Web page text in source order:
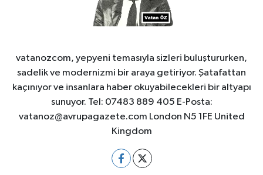
vatanozcom, yepyeni temasıyla sizleri buluştururken,
sadelik ve modernizmi bir araya getiriyor. Şatafattan
kaçınıyor ve insanlara haber okuyabilecekleri bir altyapı
sunuyor. Tel: 07483 889 405 E-Posta:
vatanoz@avrupagazete.com London N5 1FE United
Kingdom